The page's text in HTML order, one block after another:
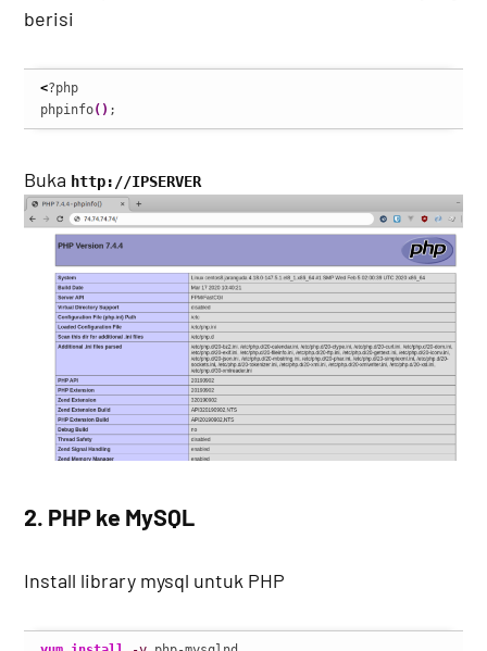
berisi
<?php
phpinfo( ) ;
Buka http://IPSERVER
2. PHP ke MySQL
Install library mysql untuk PHP